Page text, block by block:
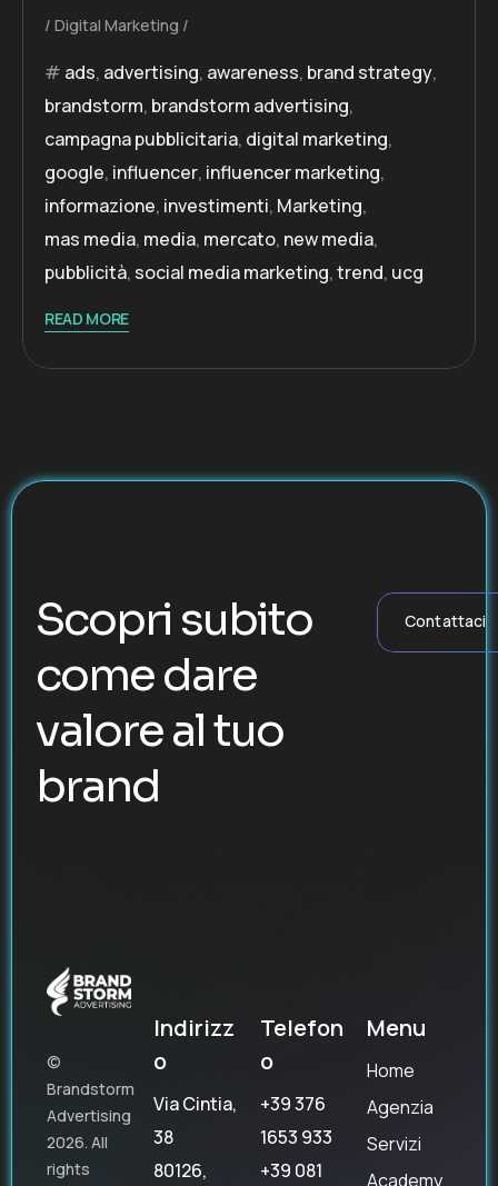
Digital Marketing
ads, advertising, awareness, brand strategy,
brandstorm, brandstorm advertising,
campagna pubblicitaria, digital marketing,
google, influencer, influencer marketing,
informazione, investimenti, Marketing,
mas media, media, mercato, new media,
pubblicità, social media marketing,trend, ucg
READ MORE
Scopri subito
come dare
valore al tuo
brand
Contattaci
©
Brandstorm
Advertising
2026. All
rights
Indirizz
o
Via Cintia,
38
80126,
Telefon
o
+39 376
1653 933
+39 081
Menu
Home
Agenzia
Servizi
Academy